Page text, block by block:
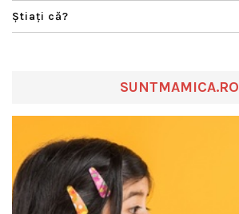
Ştiaţi că?
SUNTMAMICA.RO